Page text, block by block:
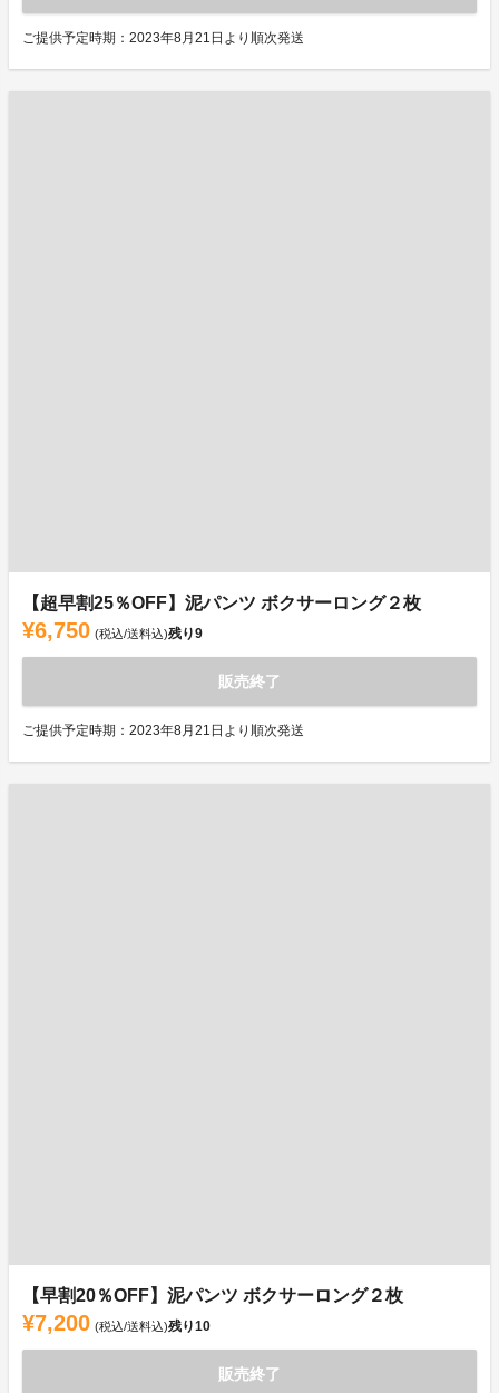
ご提供予定時期：2023年8月21日より順次発送
【超早割25％OFF】泥パンツ ボクサーロング２枚
¥6,750 (税込/送料込)残り9
販売終了
ご提供予定時期：2023年8月21日より順次発送
【早割20％OFF】泥パンツ ボクサーロング２枚
¥7,200 (税込/送料込)残り10
販売終了